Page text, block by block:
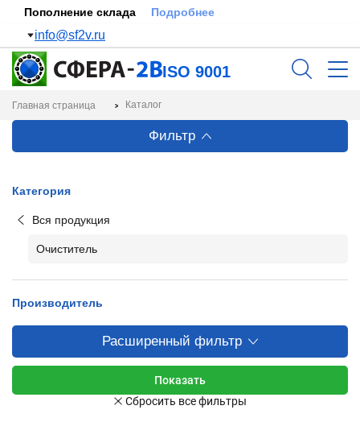
Пополнение склада Подробнее
info@sf2v.ru
ISO 9001
Главная страница Каталог
Фильтр
Категория
Вся продукция
Очиститель
Производитель
Расширенный фильтр